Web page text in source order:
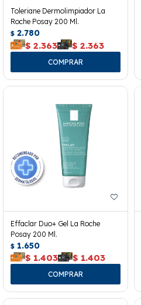
Toleriane Dermolimpiador La
Roche Posay 200 Ml.
$ 2.780
$ 2.363 $ 2.363
Effaclar Duo+ Gel La Roche
Posay 200 Ml.
$ 1.650
$ 1.403 $ 1.403